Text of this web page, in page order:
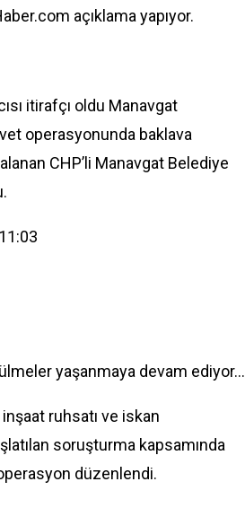
açıklama yapıyor.
itirafçı oldu Manavgat
operasyonunda baklava
CHP’li Manavgat Belediye
yaşanmaya devam ediyor...
ruhsatı ve iskan
soruşturma kapsamında
düzenlendi.